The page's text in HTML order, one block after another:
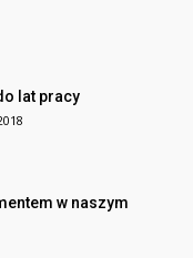
lat pracy
w naszym